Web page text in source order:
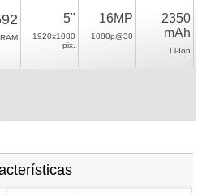
5"
1920x1080
pix.
16MP
1080p@30
2350
mAh
Li-Ion